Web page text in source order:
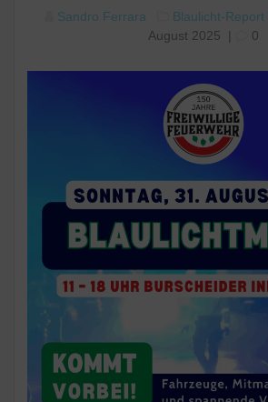
Sandro Ferrara Blaulicht-Report
August 2025 | 0